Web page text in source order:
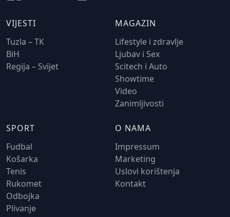
VIJESTI
Tuzla – TK
BiH
Regija – Svijet
MAGAZIN
Lifestyle i zdravlje
Ljubav i Sex
Scitech i Auto
Showtime
Video
Zanimljivosti
SPORT
Fudbal
Košarka
Tenis
Rukomet
Odbojka
Plivanje
O NAMA
Impressum
Marketing
Uslovi korištenja
Kontakt